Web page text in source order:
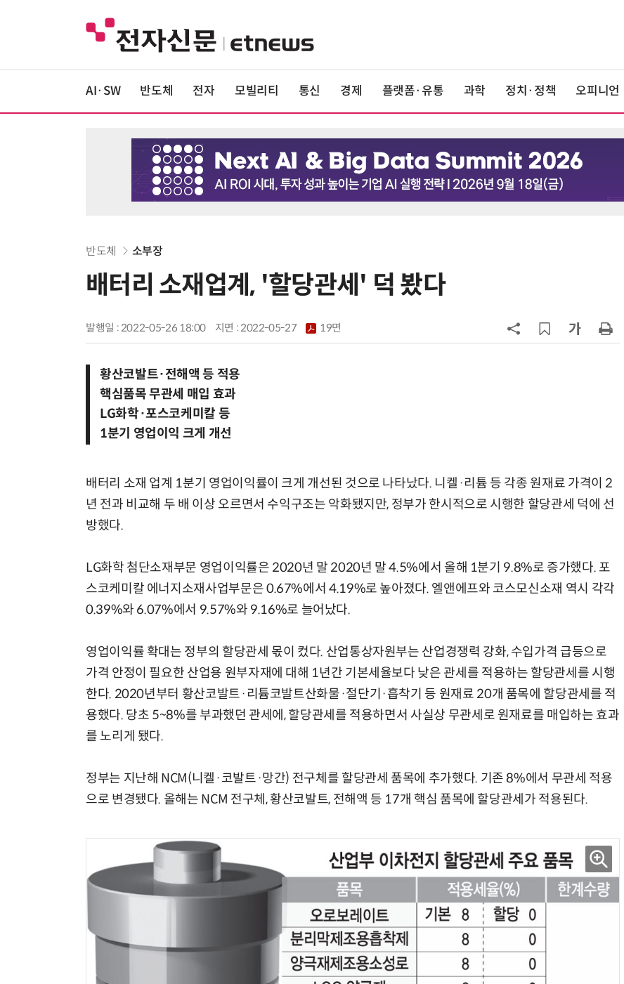
AI·SW 반도체 전자 모빌리티 통신 경제 플랫폼·유통 과학 정치·정책 오피니언
반도체 소부장
배터리 소재업계, '할당관세' 덕 봤다
발행일 : 2022-05-26 18:00 지면 :2022-05-27 19면
황산코발트·전해액 등 적용
핵심품목 무관세 매입 효과
LG화학·포스코케미칼 등
1분기 영업이익 크게 개선
배터리 소재 업계 1분기 영업이익률이 크게 개선된 것으로 나타났다. 니켈·리튬 등 각종 원재료 가격이 2
년 전과 비교해 두 배 이상 오르면서 수익구조는 악화됐지만, 정부가 한시적으로 시행한 할당관세 덕에 선
방했다.
LG화학 첨단소재부문 영업이익률은 2020년 말 2020년 말 4.5%에서 올해 1분기 9.8%로 증가했다. 포
스코케미칼 에너지소재사업부문은 0.67%에서 4.19%로 높아졌다. 엘앤에프와 코스모신소재 역시 각각
0.39%와 6.07%에서 9.57%와 9.16%로 늘어났다.
영업이익률 확대는 정부의 할당관세 몫이 컸다. 산업통상자원부는 산업경쟁력 강화, 수입가격 급등으로
가격 안정이 필요한 산업용 원부자재에 대해 1년간 기본세율보다 낮은 관세를 적용하는 할당관세를 시행
한다. 2020년부터 황산코발트·리튬코발트산화물·절단기·흡착기 등 원재료 20개 품목에 할당관세를 적
용했다. 당초 5~8%를 부과했던 관세에, 할당관세를 적용하면서 사실상 무관세로 원재료를 매입하는 효과
를 노리게 됐다.
정부는 지난해 NCM(니켈·코발트·망간) 전구체를 할당관세 품목에 추가했다. 기존 8%에서 무관세 적용
으로 변경됐다. 올해는 NCM 전구체, 황산코발트, 전해액 등 17개 핵심 품목에 할당관세가 적용된다.
6
檢, LG화학·한화솔루션 등 7개사 압
[테크데이, 빛으로 通한다]<2>오이
10 소프트피브이·성균관대, 실내용 3차
원 구형 태양전지 IEC 국제표준 개발
양자컴퓨팅 비즈니스·기술 입문 1-Day 워크샵 - 큐비트·양자 알고리듬·Qiskit 실습으로 이해하는 차세대